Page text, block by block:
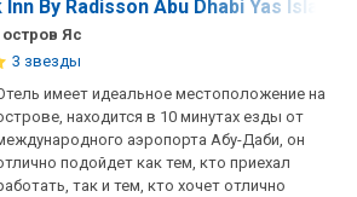
Inn By Radisson Abu Dhabi Yas Island
Яс
3 звезды
имеет идеальное местоположение на
находится в 10 минутах езды от
аэропорта Абу-Даби, он
подойдет как тем, кто приехал
так и тем, кто хочет отлично